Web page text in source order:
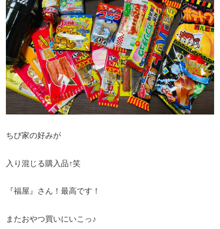
ちび家の好みが
入り混じる購入品↑笑
『福屋』さん！最高です！
またおやつ買いにいこっ♪